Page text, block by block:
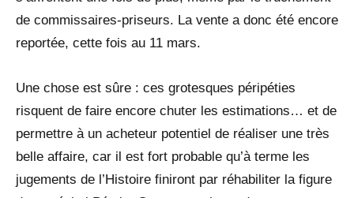
de commissaires-priseurs. La vente a donc été encore
reportée, cette fois au 11 mars.
Une chose est sûre : ces grotesques péripéties
risquent de faire encore chuter les estimations… et de
permettre à un acheteur potentiel de réaliser une très
belle affaire, car il est fort probable qu’à terme les
jugements de l’Histoire finiront par réhabiliter la figure